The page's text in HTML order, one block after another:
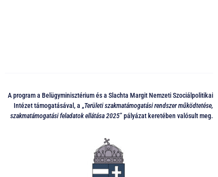
A program a Belügyminisztérium és a Slachta Margit Nemzeti Szociálpolitikai
Intézet támogatásával, a „Területi szakmatámogatási rendszer működtetése,
szakmatámogatási feladatok ellátása 2025” pályázat keretében valósult meg.